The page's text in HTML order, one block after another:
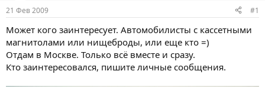
а
21 Фев 2009 #1
Может кого заинтересует. Автомобилисты с кассетными
магнитолами или нищеброды, или еще кто =)
Отдам в Москве. Только всё вместе и сразу.
Кто заинтересовался, пишите личные сообщения.